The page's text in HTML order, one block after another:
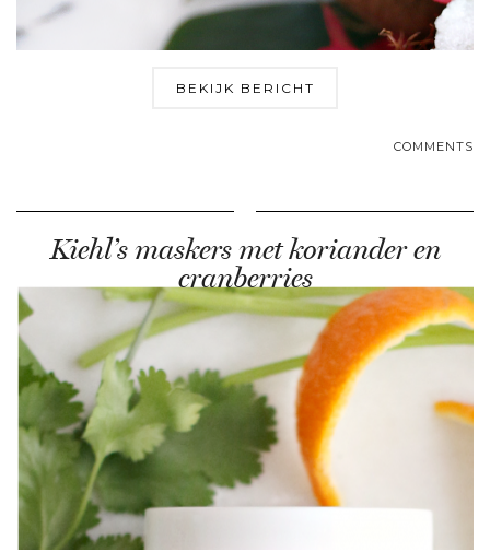
BEKIJK BERICHT
COMMENTS
Kiehl’s maskers met koriander en
cranberries